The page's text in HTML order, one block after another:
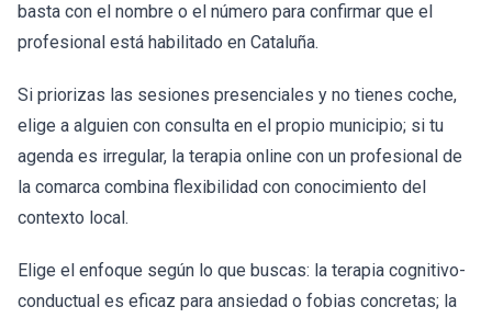
basta con el nombre o el número para confirmar que el
profesional está habilitado en Cataluña.
Si priorizas las sesiones presenciales y no tienes coche,
elige a alguien con consulta en el propio municipio; si tu
agenda es irregular, la terapia online con un profesional de
la comarca combina flexibilidad con conocimiento del
contexto local.
Elige el enfoque según lo que buscas: la terapia cognitivo-
conductual es eficaz para ansiedad o fobias concretas; la